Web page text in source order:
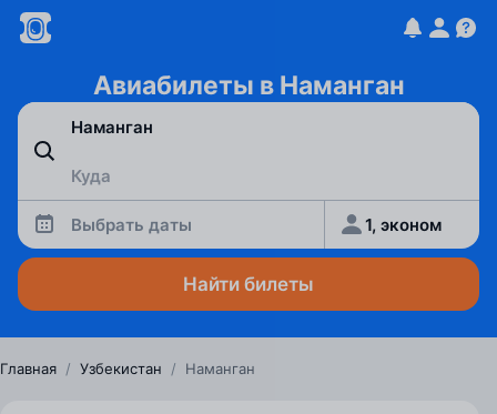
Авиабилеты в Наманган
Выбрать даты 1, эконом
Найти билеты
Главная / Узбекистан / Наманган